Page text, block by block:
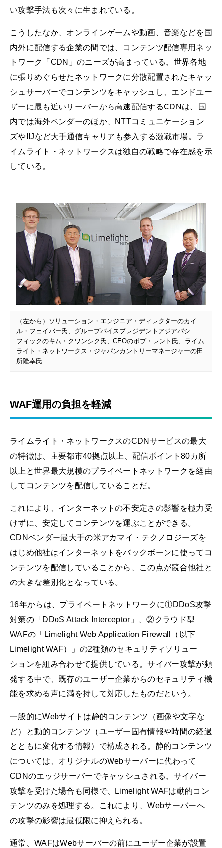
い攻撃手法も次々に生まれている。
こうしたなか、オンラインゲームや動画、音楽などを国
内外に配信する企業の間では、コンテンツ配信専用ネッ
トワーク「CDN」のニーズが高まっている。世界各地
に張りめぐらせたネットワークに分散配置されたキャッ
シュサーバーでコンテンツをキャッシュし、エンドユー
ザーに最も近いサーバーから高速配信するCDNは、国
内では海外ベンダーのほか、NTTコミュニケーション
ズやIIJなど大手通信キャリアも参入する激戦市場。ラ
イムライト・ネットワークスは独自の戦略で存在感を示
している。
（左から）ソリューション・エンジニア・ディレクターのカイ
ル・フェイバー氏、グループバイスプレジデントアジアパシ
フィックのキム・クワンシク氏、CEOのボブ・レント氏、ライム
ライト・ネットワークス・ジャパンカントリーマネージャーの田
所隆幸氏
WAF運用の負担を軽減
ライムライト・ネットワークスのCDNサービスの最大
の特徴は、主要都市40拠点以上、配信ポイント80カ所
以上と世界最大規模のプライベートネットワークを経由
してコンテンツを配信していることだ。
これにより、インターネットの不安定さの影響を極力受
けずに、安定してコンテンツを運ぶことができる。
CDNベンダー最大手の米アカマイ・テクノロジーズを
はじめ他社はインターネットをバックボーンに使ってコ
ンテンツを配信していることから、この点が競合他社と
の大きな差別化となっている。
16年からは、プライベートネットワークに①DDoS攻撃
対策の「DDoS Attack Interceptor」、②クラウド型
WAFの「Limelight Web Application Firewall（以下
Limelight WAF）」の2種類のセキュリティソリュー
ションを組み合わせて提供している。サイバー攻撃が頻
発する中で、既存のユーザー企業からのセキュリティ機
能を求める声に満を持して対応したものだという。
一般的にWebサイトは静的コンテンツ（画像や文字な
ど）と動的コンテンツ（ユーザー固有情報や時間の経過
とともに変化する情報）で構成される。静的コンテンツ
については、オリジナルのWebサーバーに代わって
CDNのエッジサーバーでキャッシュされる。サイバー
攻撃を受けた場合も同様で、Limelight WAFは動的コン
テンツのみを処理する。これにより、Webサーバーへ
の攻撃の影響は最低限に抑えられる。
通常、WAFはWebサーバーの前にユーザー企業が設置